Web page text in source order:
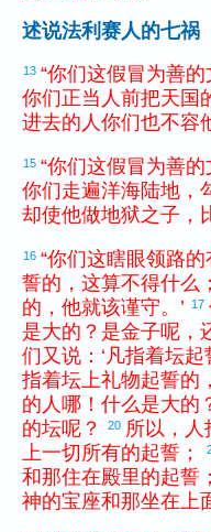
述说法利赛人的七祸
13 “你们这假冒为善的
你们正当 人前把天 国
进去的 人你们也不容
15 “你们这假冒为善的
你们走遍洋海陆地 ，
却使他做地狱之子 ，
16 “你们这瞎眼领路的
誓的 ， 这算不得什么 ；
的 ， 他就该谨守。 ’ 17
是大的 ？ 是金子呢 ，
们又 说 ： ‘ 凡指着坛起
指着坛 上礼物起誓的 ，
的 人 哪 ！ 什么是大的
的坛呢 ？ 20 所以 ， 人
上一切 所有的起誓 ；
和那住在殿里的起誓 ；
神的宝座和那坐在 上